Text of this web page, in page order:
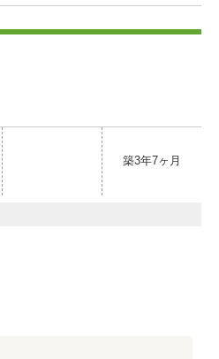
築3年7ヶ月